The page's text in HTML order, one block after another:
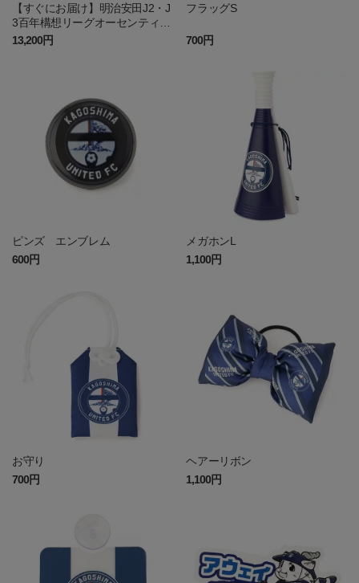
【すぐにお届け】明治安田J2・J
3百年構想リーグオーセンティッ
クユニフォーム（FP1st）
13,200円
フラッグS
700円
ピンズ エンブレム
600円
メガホンL
1,100円
お守り
700円
ヘアーリボン
1,100円